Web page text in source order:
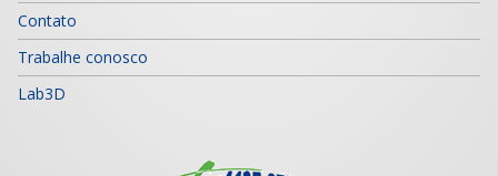
Contato
Trabalhe conosco
Lab3D